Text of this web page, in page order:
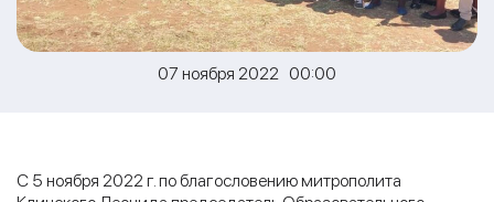
07 ноября 2022 00:00
С 5 ноября 2022 г. по благословению митрополита